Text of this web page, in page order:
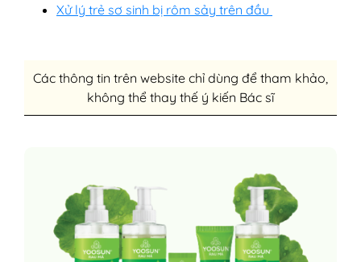
Xử lý trẻ sơ sinh bị rôm sảy trên đầu
Các thông tin trên website chỉ dùng để tham khảo,
không thể thay thế ý kiến Bác sĩ